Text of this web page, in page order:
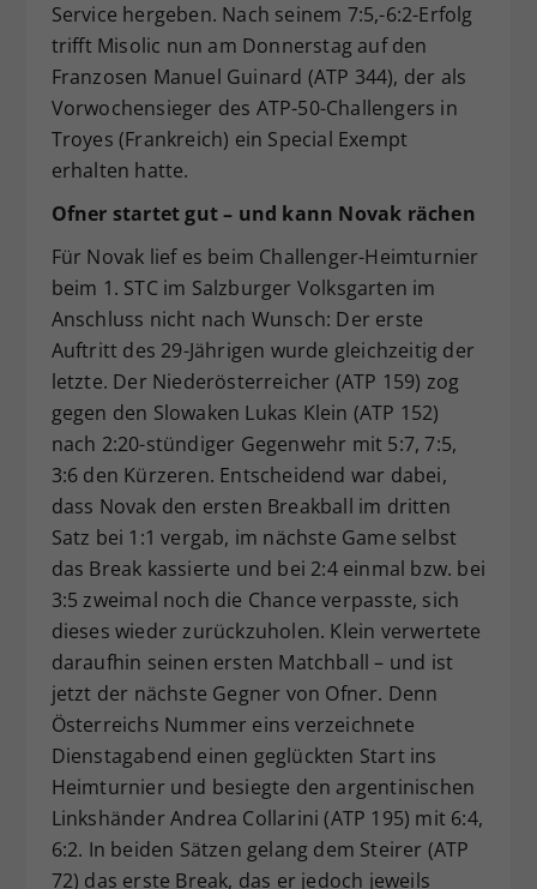
Service hergeben. Nach seinem 7:5,-6:2-Erfolg
trifft Misolic nun am Donnerstag auf den
Franzosen Manuel Guinard (ATP 344), der als
Vorwochensieger des ATP-50-Challengers in
Troyes (Frankreich) ein Special Exempt
erhalten hatte.
Ofner startet gut – und kann Novak rächen
Für Novak lief es beim Challenger-Heimturnier
beim 1. STC im Salzburger Volksgarten im
Anschluss nicht nach Wunsch: Der erste
Auftritt des 29-Jährigen wurde gleichzeitig der
letzte. Der Niederösterreicher (ATP 159) zog
gegen den Slowaken Lukas Klein (ATP 152)
nach 2:20-stündiger Gegenwehr mit 5:7, 7:5,
3:6 den Kürzeren. Entscheidend war dabei,
dass Novak den ersten Breakball im dritten
Satz bei 1:1 vergab, im nächste Game selbst
das Break kassierte und bei 2:4 einmal bzw. bei
3:5 zweimal noch die Chance verpasste, sich
dieses wieder zurückzuholen. Klein verwertete
daraufhin seinen ersten Matchball – und ist
jetzt der nächste Gegner von Ofner. Denn
Österreichs Nummer eins verzeichnete
Dienstagabend einen geglückten Start ins
Heimturnier und besiegte den argentinischen
Linkshänder Andrea Collarini (ATP 195) mit 6:4,
6:2. In beiden Sätzen gelang dem Steirer (ATP
72) das erste Break, das er jedoch jeweils